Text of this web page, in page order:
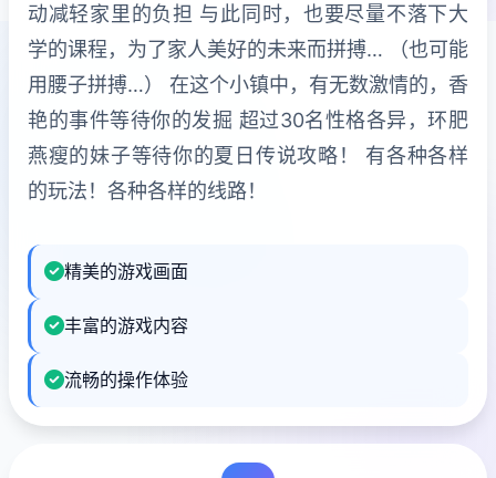
动减轻家里的负担 与此同时，也要尽量不落下大
学的课程，为了家人美好的未来而拼搏… （也可能
用腰子拼搏…） 在这个小镇中，有无数激情的，香
艳的事件等待你的发掘 超过30名性格各异，环肥
燕瘦的妹子等待你的夏日传说攻略！ 有各种各样
的玩法！各种各样的线路！
精美的游戏画面
丰富的游戏内容
流畅的操作体验